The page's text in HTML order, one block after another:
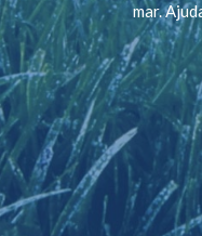
mar.